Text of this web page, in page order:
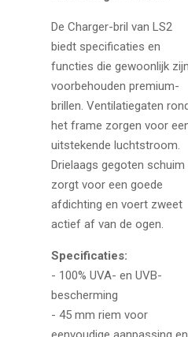
De Charger-bril van LS2
biedt specificaties en
functies die gewoonlijk zijn
voorbehouden premium-
brillen. Ventilatiegaten
het frame zorgen voor
uitstekende luchtstroom.
Drielaags gegoten schuim
zorgt voor een goede
afdichting en voert zweet
actief af van de ogen.
Specificaties:
- 100% UVA- en UVB-
bescherming
- 45 mm riem voor